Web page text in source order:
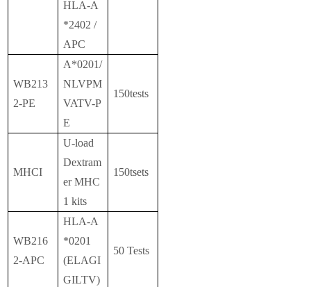
HLA-A
*2402 /
APC
WB213
2-PE
A*0201/
NLVPM
VATV-P
E
150tests
MHCI
U-load
Dextram
er MHC
1 kits
150tsets
WB216
2-APC
HLA-A
*0201
(ELAGI
GILTV)
50 Tests